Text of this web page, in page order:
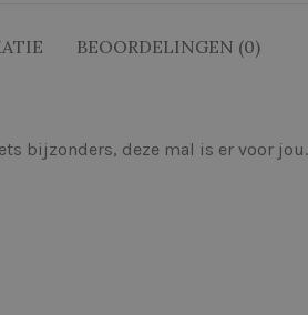
BEOORDELINGEN (0)
bijzonders, deze mal is er voor